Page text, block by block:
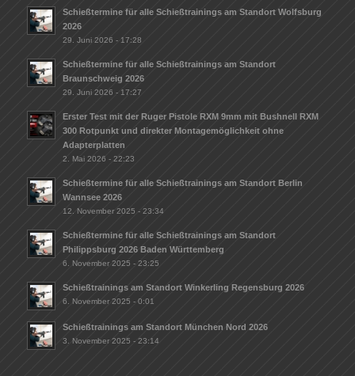
Schießtermine für alle Schießtrainings am Standort Wolfsburg
2026
29. Juni 2026 - 17:28
Schießtermine für alle Schießtrainings am Standort
Braunschweig 2026
29. Juni 2026 - 17:27
Erster Test mit der Ruger Pistole RXM 9mm mit Bushnell RXM
300 Rotpunkt und direkter Montagemöglichkeit ohne
Adapterplatten
2. Mai 2026 - 22:23
Schießtermine für alle Schießtrainings am Standort Berlin
Wannsee 2026
12. November 2025 - 23:34
Schießtermine für alle Schießtrainings am Standort
Philippsburg 2026 Baden Württemberg
6. November 2025 - 23:25
Schießtrainings am Standort Winkerling Regensburg 2026
6. November 2025 - 0:01
Schießtrainings am Standort München Nord 2026
3. November 2025 - 23:14